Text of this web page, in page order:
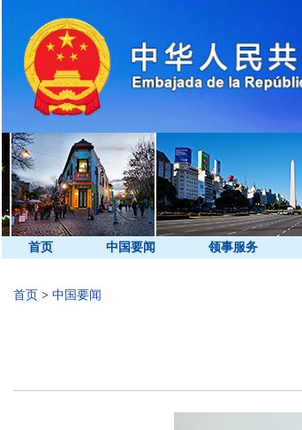
首页 中国要闻 领事服务
首页 > 中国要闻